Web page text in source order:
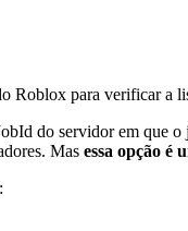
Roblox para verificar a
do servidor em que
Mas essa opção é